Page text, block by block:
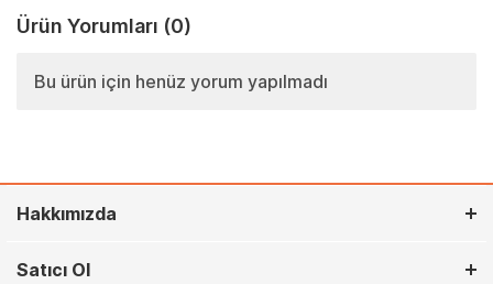
Ürün Yorumları (0)
Bu ürün için henüz yorum yapılmadı
Hakkımızda
Satıcı Ol